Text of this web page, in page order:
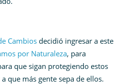
Cambiosdecidió ingresar a este
por Naturaleza, para
que sigan protegiendo estos
que más gente sepa de ellos.